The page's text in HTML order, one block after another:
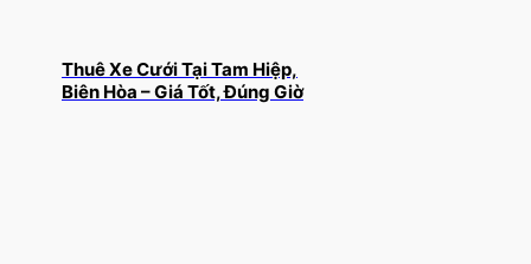
Thuê Xe Cưới Tại Tam Hiệp,
Biên Hòa – Giá Tốt, Đúng Giờ